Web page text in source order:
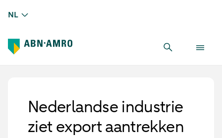
NL
Nederlandse industrie
ziet export aantrekken